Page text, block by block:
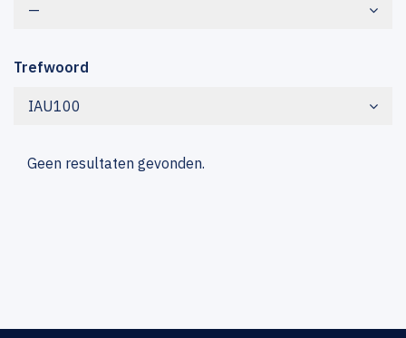
—
Trefwoord
IAU100
Geen resultaten gevonden.